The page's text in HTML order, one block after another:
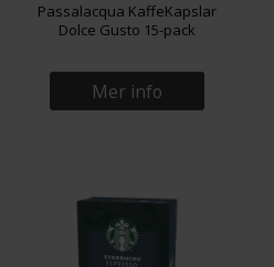
Passalacqua KaffeKapslar
Dolce Gusto 15-pack
Mer info